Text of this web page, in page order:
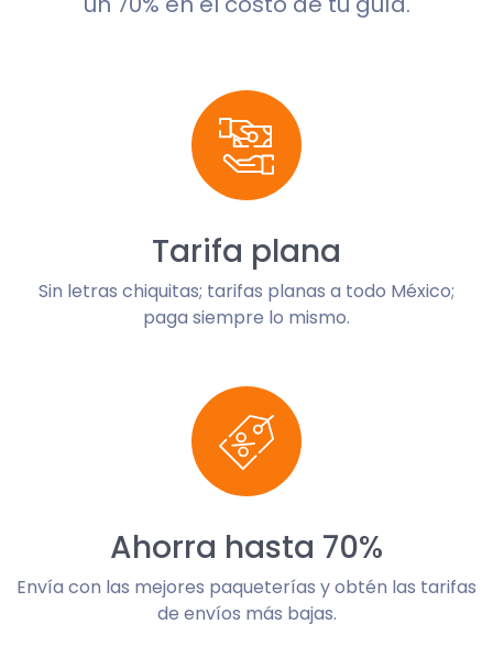
Tarifa plana
Sin letras chiquitas; tarifas planas a todo México;
paga siempre lo mismo.
Ahorra hasta 70%
Envía con las mejores paqueterías y obtén las tarifas
de envíos más bajas.